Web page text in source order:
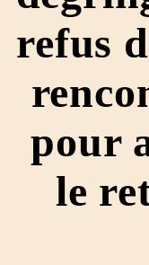
refus
pour
le